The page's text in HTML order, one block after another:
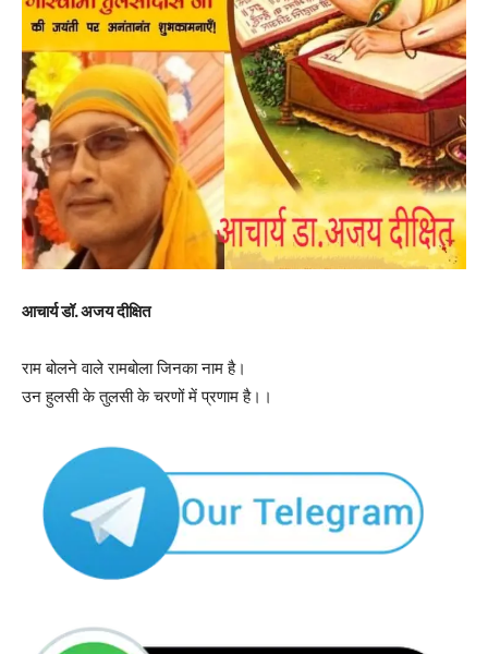
आचार्य डॉ. अजय दीक्षित
राम बोलने वाले रामबोला जिनका नाम है।
उन हुलसी के तुलसी के चरणों में प्रणाम है।।